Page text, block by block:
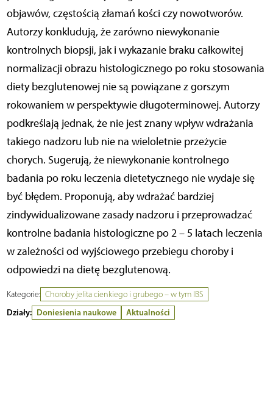
objawów, częstością złamań kości czy nowotworów.
Autorzy konkludują, że zarówno niewykonanie
kontrolnych biopsji, jak i wykazanie braku całkowitej
normalizacji obrazu histologicznego po roku stosowania
diety bezglutenowej nie są powiązane z gorszym
rokowaniem w perspektywie długoterminowej. Autorzy
podkreślają jednak, że nie jest znany wpływ wdrażania
takiego nadzoru lub nie na wieloletnie przeżycie
chorych. Sugerują, że niewykonanie kontrolnego
badania po roku leczenia dietetycznego nie wydaje się
być błędem. Proponują, aby wdrażać bardziej
zindywidualizowane zasady nadzoru i przeprowadzać
kontrolne badania histologiczne po 2 – 5 latach leczenia
w zależności od wyjściowego przebiegu choroby i
odpowiedzi na dietę bezglutenową.
Kategorie: Choroby jelita cienkiego i grubego – w tym IBS
Działy: Doniesienia naukowe Aktualności